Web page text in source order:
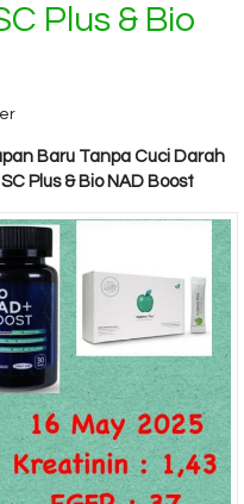
Plus & Bio
Baru Tanpa Cuci Darah
Plus & Bio NAD Boost